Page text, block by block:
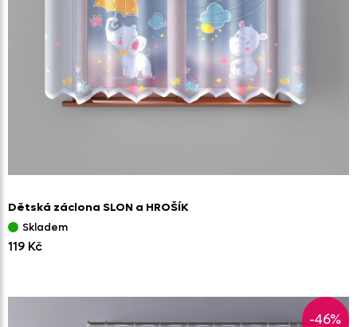
Dětská záclona SLON a HROŠÍK
Skladem
119 Kč
-46%